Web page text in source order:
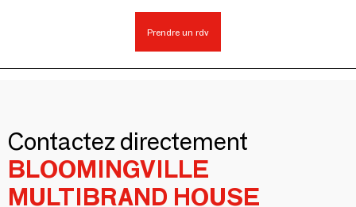
Prendre un rdv
Contactez directement
BLOOMINGVILLE
MULTIBRAND HOUSE